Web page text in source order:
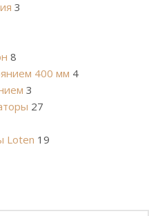
3
8
400 мм 4
3
27
Loten 19